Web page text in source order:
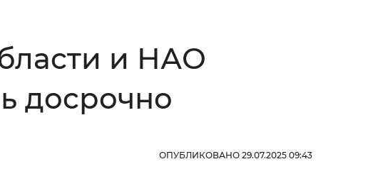
Большой
Синий фон
и НАО
досрочно
ОПУБЛИКОВАНО 29.07.2025 09:43